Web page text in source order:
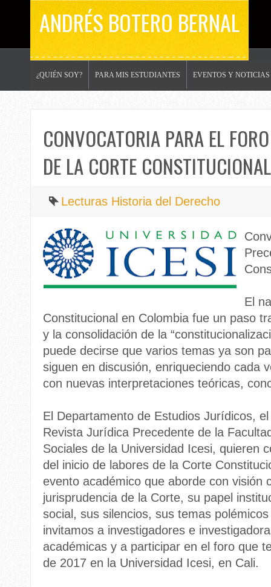
ANDRÉS BOTERO BERNAL
¿QUIÉN SOY? PARA MIS ESTUDIANTES EVENTOS Y NOTICIAS
CONVOCATORIA PARA EL
DE LA CORTE
Lecturas Historia del Derecho
El
Constitucional en Colombia fue un paso
y la consolidación de la
puede decirse que varios temas ya son
siguen en discusión, enriqueciendo cada
con nuevas interpretaciones teóricas,
El Departamento de Estudios Jurídicos,
Revista Jurídica Precedente de la
Sociales de la Universidad Icesi, quieren
del inicio de labores de la Corte
evento académico que aborde con visión
jurisprudencia de la Corte, su papel
social, sus silencios, sus temas
invitamos a investigadores e
académicas y a participar en el foro que
de 2017 en la Universidad Icesi, en Cali.